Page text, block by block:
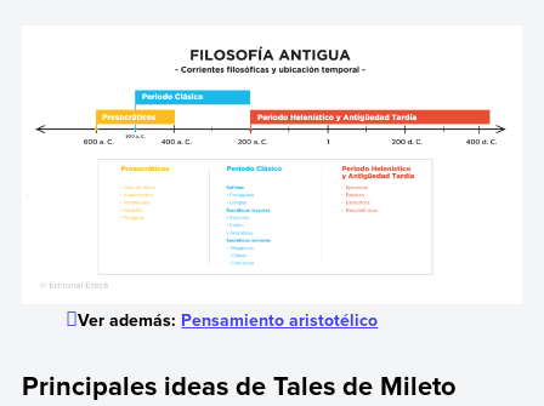
Ver además: Pensamiento aristotélico
Principales ideas de Tales de Mileto